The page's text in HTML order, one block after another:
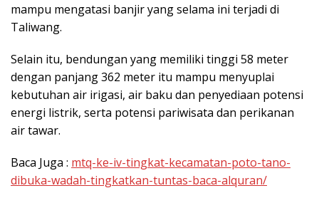
mampu mengatasi banjir yang selama ini terjadi di
Taliwang.
Selain itu, bendungan yang memiliki tinggi 58 meter
dengan panjang 362 meter itu mampu menyuplai
kebutuhan air irigasi, air baku dan penyediaan potensi
energi listrik, serta potensi pariwisata dan perikanan
air tawar.
Baca Juga : mtq-ke-iv-tingkat-kecamatan-poto-tano-
dibuka-wadah-tingkatkan-tuntas-baca-alquran/